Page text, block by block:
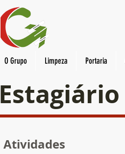
O Grupo Limpeza Portaria
Atividades